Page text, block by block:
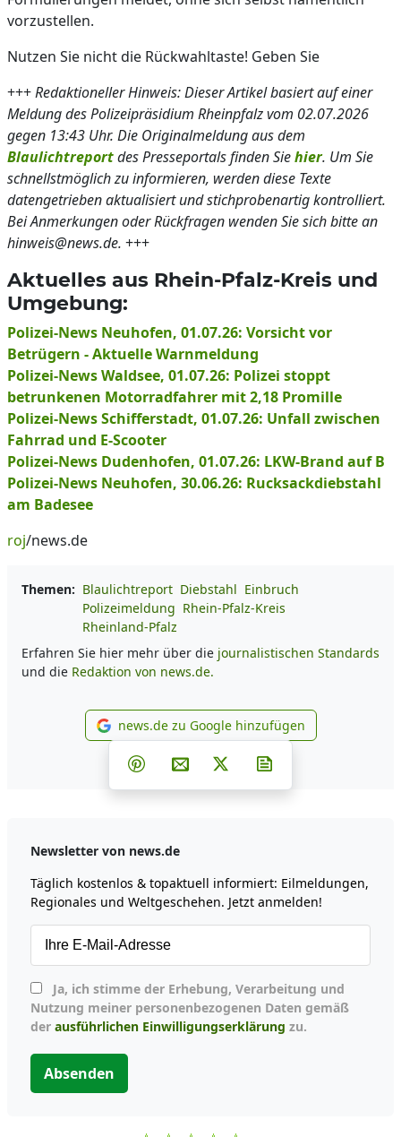
vorzustellen.
Nutzen Sie nicht die Rückwahltaste! Geben Sie
+++Redaktioneller Hinweis: Dieser Artikel basiert auf einer
Meldung des Polizeipräsidium Rheinpfalz vom 02.07.2026
gegen 13:43 Uhr. Die Originalmeldung aus dem
Blaulichtreportdes Presseportals finden Siehier. Um Sie
schnellstmöglich zu informieren, werden diese Texte
datengetrieben aktualisiert und stichprobenartig kontrolliert.
Bei Anmerkungen oder Rückfragen wenden Sie sich bitte an
hinweis@news.de. +++
Aktuelles aus Rhein-Pfalz-Kreis und
Umgebung:
Polizei-News Neuhofen, 01.07.26: Vorsicht vor
Betrügern - Aktuelle Warnmeldung
Polizei-News Waldsee, 01.07.26: Polizei stoppt
betrunkenen Motorradfahrer mit 2,18 Promille
Polizei-News Schifferstadt, 01.07.26: Unfall zwischen
Fahrrad und E-Scooter
Polizei-News Dudenhofen, 01.07.26: LKW-Brand auf B
Polizei-News Neuhofen, 30.06.26: Rucksackdiebstahl
am Badesee
roj/news.de
Themen: Blaulichtreport Diebstahl Einbruch
Polizeimeldung Rhein-Pfalz-Kreis
Rheinland-Pfalz
Erfahren Sie hier mehr über die journalistischen Standards
und die Redaktion von news.de.
news.de zu Google
news.de zu Google hinzufügen
Teilen auf Facebook
Teilen auf Whatsapp
Teilen auf Telegram
Teilen auf Pinterest
Per E-Mail teilen
Post auf X
Newsletter von news.de
Täglich kostenlos & topaktuell informiert: Eilmeldungen,
Regionales und Weltgeschehen. Jetzt anmelden!
Nutzung meiner personenbezogenen Daten gemäß
der ausführlichen Einwilligungserklärung zu.
Absenden